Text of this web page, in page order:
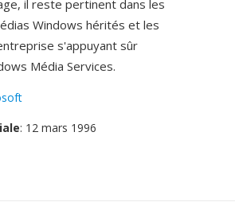
il reste pertinent dans les
Windows hérités et les
s'appuyant sûr
Média Services.
: 12 mars 1996